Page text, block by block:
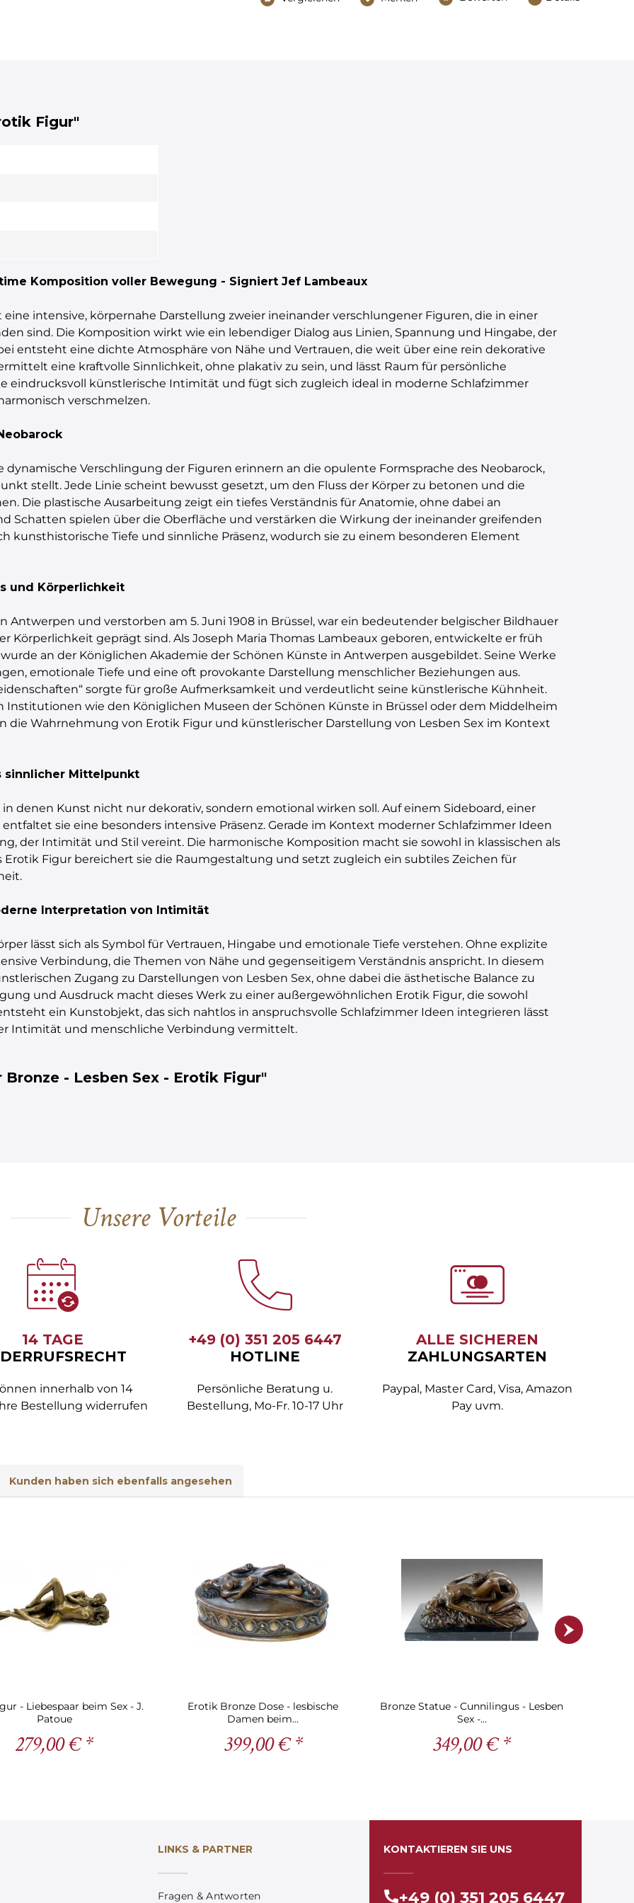
Figur"
Komposition voller Bewegung - Signiert Jef Lambeaux
intensive, körpernahe Darstellung zweier ineinander verschlungener Figuren, die in einer
sind. Die Komposition wirkt wie ein lebendiger Dialog aus Linien, Spannung und Hingabe, der
entsteht eine dichte Atmosphäre von Nähe und Vertrauen, die weit über eine rein dekorative
eine kraftvolle Sinnlichkeit, ohne plakativ zu sein, und lässt Raum für persönliche
eindrucksvoll künstlerische Intimität und fügt sich zugleich ideal in moderne Schlafzimmer
verschmelzen.
Verschlingung der Figuren erinnern an die opulente Formsprache des Neobarock,
stellt. Jede Linie scheint bewusst gesetzt, um den Fluss der Körper zu betonen und die
Die plastische Ausarbeitung zeigt ein tiefes Verständnis für Anatomie, ohne dabei an
Schatten spielen über die Oberfläche und verstärken die Wirkung der ineinander greifenden
kunsthistorische Tiefe und sinnliche Präsenz, wodurch sie zu einem besonderen Element
und Körperlichkeit
Antwerpen und verstorben am 5. Juni 1908 in Brüssel, war ein bedeutender belgischer Bildhauer
Körperlichkeit geprägt sind. Als Joseph Maria Thomas Lambeaux geboren, entwickelte er früh
an der Königlichen Akademie der Schönen Künste in Antwerpen ausgebildet. Seine Werke
emotionale Tiefe und eine oft provokante Darstellung menschlicher Beziehungen aus.
sorgte für große Aufmerksamkeit und verdeutlicht seine künstlerische Kühnheit.
wie den Königlichen Museen der Schönen Künste in Brüssel oder dem Middelheim
die Wahrnehmung von Erotik Figur und künstlerischer Darstellung von Lesben Sex im Kontext
sinnlicher Mittelpunkt
denen Kunst nicht nur dekorativ, sondern emotional wirken soll. Auf einem Sideboard, einer
sie eine besonders intensive Präsenz. Gerade im Kontext moderner Schlafzimmer Ideen
der Intimität und Stil vereint. Die harmonische Komposition macht sie sowohl in klassischen als
Figur bereichert sie die Raumgestaltung und setzt zugleich ein subtiles Zeichen für
Interpretation von Intimität
lässt sich als Symbol für Vertrauen, Hingabe und emotionale Tiefe verstehen. Ohne explizite
Verbindung, die Themen von Nähe und gegenseitigem Verständnis anspricht. In diesem
Zugang zu Darstellungen von Lesben Sex, ohne dabei die ästhetische Balance zu
und Ausdruck macht dieses Werk zu einer außergewöhnlichen Erotik Figur, die sowohl
ein Kunstobjekt, das sich nahtlos in anspruchsvolle Schlafzimmer Ideen integrieren lässt
Intimität und menschliche Verbindung vermittelt.
- Lesben Sex - Erotik Figur"
Unsere Vorteile
14 TAGE
innerhalb von 14
Bestellung widerrufen
+49 (0) 351 205 6447
HOTLINE
Persönliche Beratung u.
Bestellung, Mo-Fr. 10-17 Uhr
ALLE SICHEREN
ZAHLUNGSARTEN
Paypal, Master Card, Visa, Amazon
Pay uvm.
Kunden haben sich ebenfalls angesehen
- Liebespaar beim Sex - J.
Patoue
279,00 € *
Erotik Bronze Dose - lesbische
Damen beim...
399,00 € *
Bronze Statue - Cunnilingus - Lesben
Sex -...
349,00 € *
LINKS & PARTNER
Fragen & Antworten
KONTAKTIEREN SIE UNS
+49 (0) 351 205 6447